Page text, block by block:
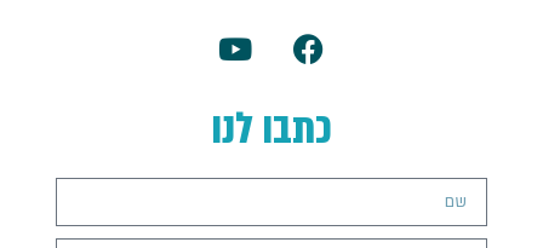
כתבו לנו